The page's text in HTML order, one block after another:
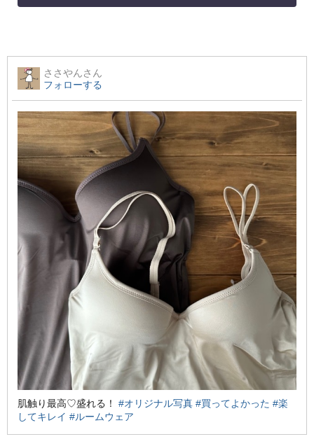
ささやんさん
フォローする
肌触り最高♡盛れる！ #オリジナル写真 #買ってよかった #楽
してキレイ #ルームウェア